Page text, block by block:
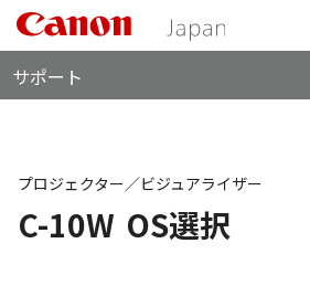
サポート
C-10W OS選択
プロジェクター／ビジュアライザー